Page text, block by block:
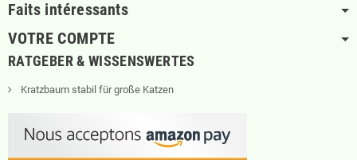
Faits intéressants
VOTRE COMPTE
RATGEBER & WISSENSWERTES
Kratzbaum stabil für große Katzen